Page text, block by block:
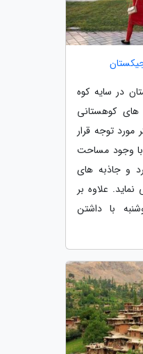
در سایه کوه
کوهستانی
مورد توجه قرار
با وجود مساحت
و جاذبه های
علاوه بر
با داشتن